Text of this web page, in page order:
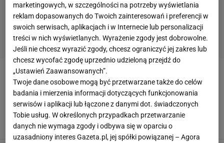
AL-RAYYAN
Polski klub dominuje na KMŚ. Absolutna
demolka. 25:14 na koniec
Błażej Winter,17 GRUDNIA 2025, 23:07
marketingowych, w szczególności na potrzeby wyświetlania
reklam dopasowanych do Twoich zainteresowań i preferencji w
swoich serwisach, aplikacjach i w Internecie lub personalizacji
treści w nich wyświetlanych. Wyrażenie zgody jest dobrowolne.
Jeśli nie chcesz wyrazić zgody, chcesz ograniczyć jej zakres lub
chcesz wycofać zgodę uprzednio udzieloną przejdź do
„Ustawień Zaawansowanych”.
Twoje dane osobowe mogą być przetwarzane także do celów
badania i mierzenia informacji dotyczących funkcjonowania
serwisów i aplikacji lub łączone z danymi dot. świadczonych
Tobie usług. W określonych przypadkach przetwarzanie
danych nie wymaga zgody i odbywa się w oparciu o
uzasadniony interes Gazeta.pl, jej spółki powiązanej – Agora